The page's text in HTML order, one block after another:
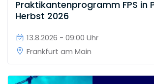
Praktikantenprogramm FPS in
Herbst 2026
13.8.2026 - 09:00 Uhr
Frankfurt am Main